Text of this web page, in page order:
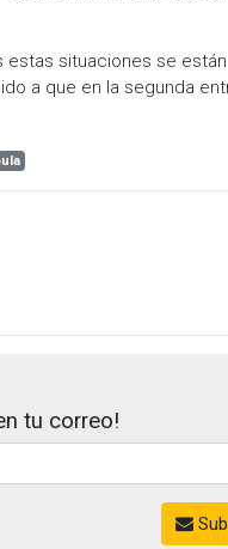
estas situaciones se están
a que en la segunda
tu correo!